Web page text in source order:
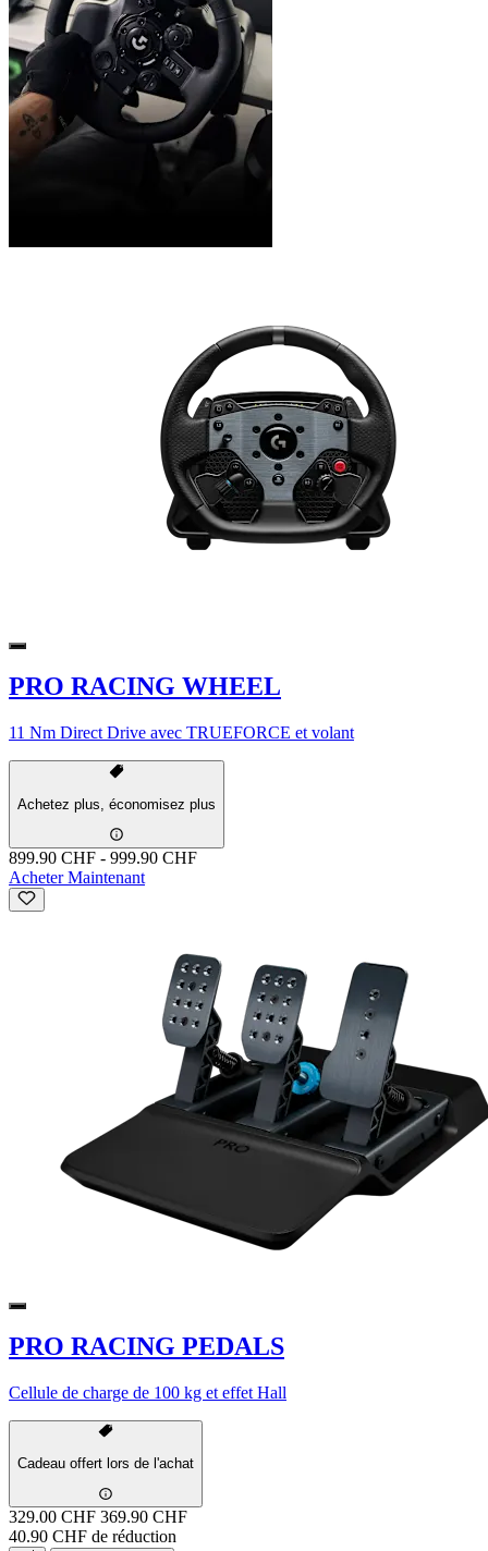
PRO RACING WHEEL
11 Nm Direct Drive avec TRUEFORCE et volant
Achetez plus, économisez plus
899.90 CHF - 999.90 CHF
Acheter Maintenant
PRO RACING PEDALS
Cellule de charge de 100 kg et effet Hall
Cadeau offert lors de l'achat
329.00 CHF 369.90 CHF
40.90 CHF de réduction